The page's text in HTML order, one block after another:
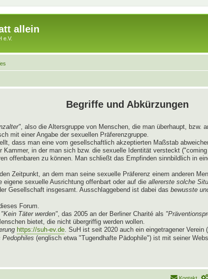
allein
e.V.
Begriffe und Abkürzungen
, also die Altersgruppe von Menschen, die man überhaupt,
mit einer Angabe der sexuellen Präferenzgruppe.
dass man eine vom gesellschaftlich akzeptierten Maßstab
Kammer, in der man sich bzw. die sexuelle Identität versteckt
offenbaren zu können. Man schließt das Empfinden sinnbildlich in
Zeitpunkt, an dem man seine sexuelle Präferenz einem anderen
sexuelle Ausrichtung offenbart oder auf die allererste solche
Gesellschaft insgesamt. Ausschlaggebend ist dabei das bewusste
Forum.
Täter werden" , das 2005 an der Berliner Charité als
bietet, die nicht übergriffig werden wollen.
https://suh-ev.de . SuH ist seit 2020 auch ein eingetragener Verein
Pedophiles (englisch etwa "Tugendhafte Pädophile") ist mit seiner
Kontakt